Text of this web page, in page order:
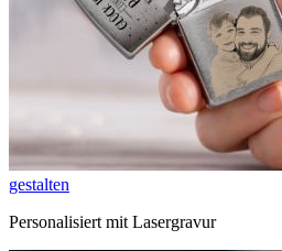
gestalten
Personalisiert mit Lasergravur